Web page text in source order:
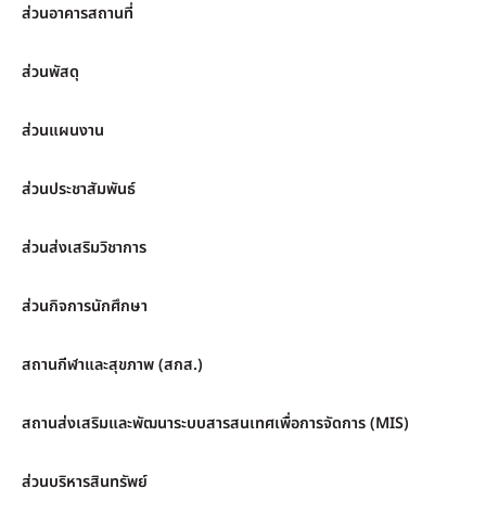
ส่วนอาคารสถานที่
ส่วนพัสดุ
ส่วนแผนงาน
ส่วนประชาสัมพันธ์
ส่วนส่งเสริมวิชาการ
ส่วนกิจการนักศึกษา
สถานกีฬาและสุขภาพ (สกส.)
สถานส่งเสริมและพัฒนาระบบสารสนเทศเพื่อการจัดการ (MIS)
ส่วนบริหารสินทรัพย์